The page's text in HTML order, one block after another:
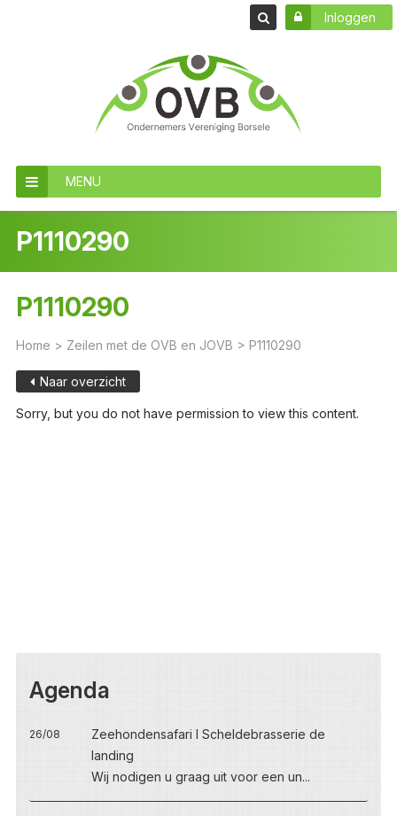
Inloggen
MENU
P1110290
P1110290
Home > Zeilen met de OVB en JOVB > P1110290
Naar overzicht
Sorry, but you do not have permission to view this content.
Agenda
26/08
Zeehondensafari I Scheldebrasserie de
landing
Wij nodigen u graag uit voor een un...